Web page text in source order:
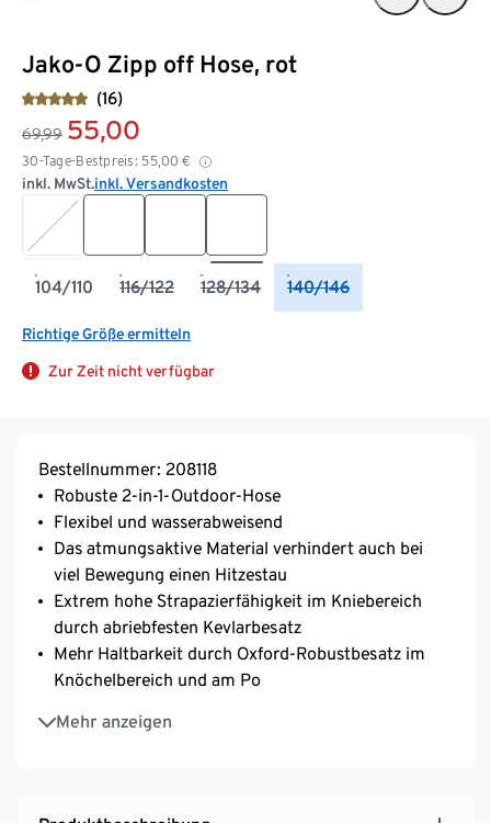
Jako-O Zipp off Hose, rot
(16)
69,99 55,00
30-Tage-Bestpreis: 55,00 €
inkl. MwSt.inkl. Versandkosten
104/110 116/122 128/134 140/146
Richtige Größe ermitteln
Zur Zeit nicht verfügbar
Bestellnummer: 208118
Robuste 2-in-1-Outdoor-Hose
Flexibel und wasserabweisend
Das atmungsaktive Material verhindert auch bei
viel Bewegung einen Hitzestau
Extrem hohe Strapazierfähigkeit im Kniebereich
durch abriebfesten Kevlarbesatz
Mehr Haltbarkeit durch Oxford-Robustbesatz im
Knöchelbereich und am Po
Mehr anzeigen
Besonders tragefreundlich durch
schnelltrocknendes Material
Kinderleichtes Anziehen durch Hakenverschluss